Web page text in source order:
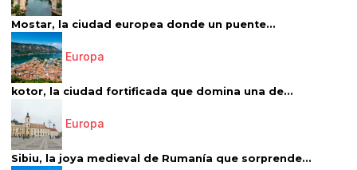
Mostar, la ciudad europea donde un puente...
Europa
kotor, la ciudad fortificada que domina una de...
Europa
Sibiu, la joya medieval de Rumanía que sorprende...